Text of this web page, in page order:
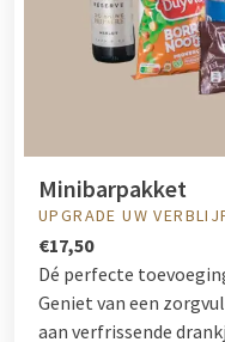
Minibarpakket
UPGRADE UW
€17,50
Dé perfecte
Geniet van een
aan verfrissende